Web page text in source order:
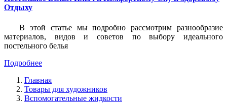
Отдыху
В этой статье мы подробно рассмотрим разнообразие
материалов, видов и советов по выбору идеального
постельного белья
Подробнее
Главная
Товары для художников
Вспомогательные жидкости